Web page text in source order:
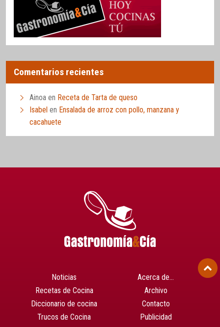
Comentarios recientes
Ainoa en Receta de Tarta de queso
Isabel en Ensalada de arroz con pollo, manzana y
cacahuete
Noticias
Recetas de Cocina
Diccionario de cocina
Trucos de Cocina
Acerca de…
Archivo
Contacto
Publicidad